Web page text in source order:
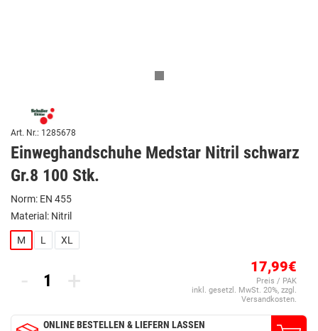
Art. Nr.: 1285678
Einweghandschuhe Medstar Nitril schwarz
Gr.8 100 Stk.
Norm: EN 455
Material: Nitril
M L XL
- + 17,99€
Preis / PAK
inkl. gesetzl. MwSt. 20%, zzgl.
Versandkosten.
ONLINE BESTELLEN & LIEFERN LASSEN